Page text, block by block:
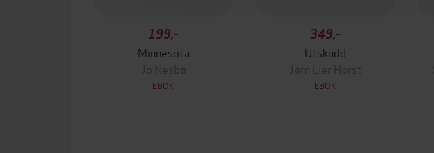
199,-
Minnesota
Jo Nesbø
EBOK
349,-
Utskudd
Jørn Lier Horst
EBOK